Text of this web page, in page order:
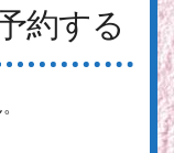
約する